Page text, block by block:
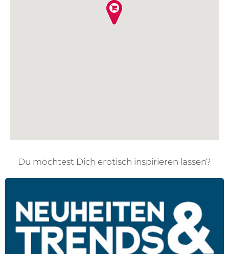
Du möchtest Dich erotisch inspirieren lassen?